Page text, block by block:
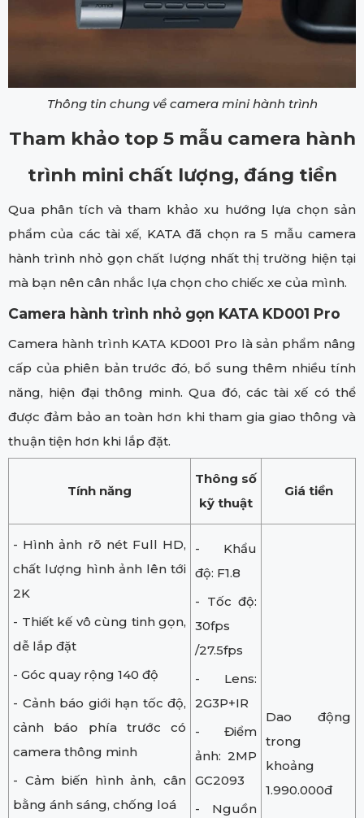
Thông tin chung về camera mini hành trình
Tham khảo top 5 mẫu camera hành
trình mini chất lượng, đáng tiền
Qua phân tích và tham khảo xu hướng lựa chọn sản
phẩm của các tài xế, KATA đã chọn ra 5 mẫu camera
hành trình nhỏ gọn chất lượng nhất thị trường hiện tại
mà bạn nên cân nhắc lựa chọn cho chiếc xe của mình.
Camera hành trình nhỏ gọn KATA KD001 Pro
Camera hành trình KATA KD001 Pro là sản phẩm nâng
cấp của phiên bản trước đó, bổ sung thêm nhiều tính
năng, hiện đại thông minh. Qua đó, các tài xế có thể
được đảm bảo an toàn hơn khi tham gia giao thông và
thuận tiện hơn khi lắp đặt.
Tính năng
Thông số
kỹ thuật
Giá tiền
- Hình ảnh rõ nét Full HD,
chất lượng hình ảnh lên tới
2K
- Thiết kế vô cùng tinh gọn,
dễ lắp đặt
- Góc quay rộng 140 độ
- Cảnh báo giới hạn tốc độ,
cảnh báo phía trước có
camera thông minh
- Cảm biến hình ảnh, cân
bằng ánh sáng, chống loá
- Khẩu
độ: F1.8
- Tốc độ:
30fps
/27.5fps
- Lens:
2G3P+IR
- Điểm
ảnh: 2MP
GC2093
- Nguồn
Dao động
trong
khoảng
1.990.000đ